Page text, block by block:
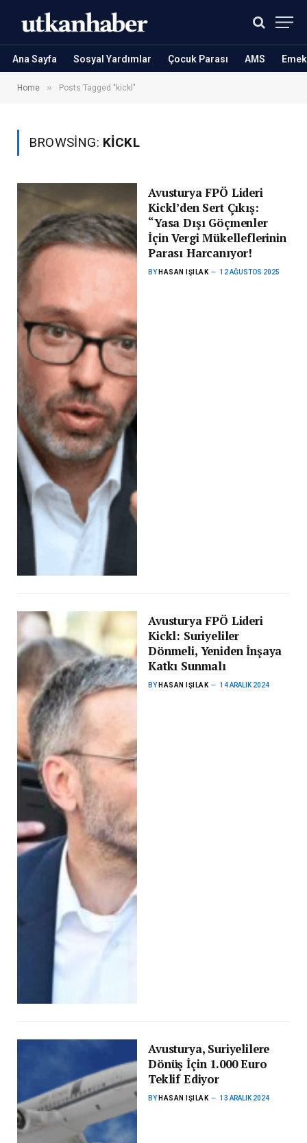
Ana Sayfa Sosyal Yardımlar Çocuk Parası AMS
Home » Posts Tagged "kickl"
BROWSING: KICKL
Avusturya FPÖ Lideri
Kickl’den Sert Çıkış:
“Yasa Dışı Göçmenler
İçin Vergi Mükelleflerinin
Parası Harcanıyor!
BY HASAN IŞILAK 12 AĞUSTOS 2025
Avusturya FPÖ Lideri
Kickl: Suriyeliler
Dönmeli, Yeniden İnşaya
Katkı Sunmalı
BY HASAN IŞILAK 14 ARALIK 2024
Avusturya, Suriyelilere
Dönüş İçin 1.000 Euro
Teklif Ediyor
BY HASAN IŞILAK 13 ARALIK 2024